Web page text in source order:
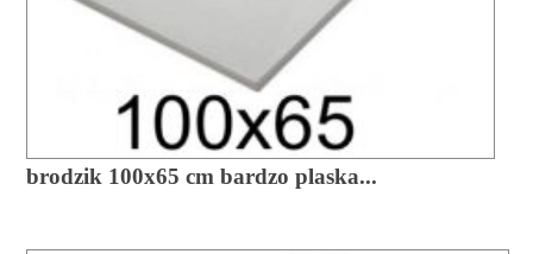
brodzik 100x65 cm bardzo plaska...